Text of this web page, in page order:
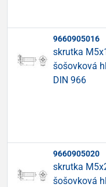
9660905016
skrutka
šošovková
DIN 966
9660905020
skrutka
šošovková